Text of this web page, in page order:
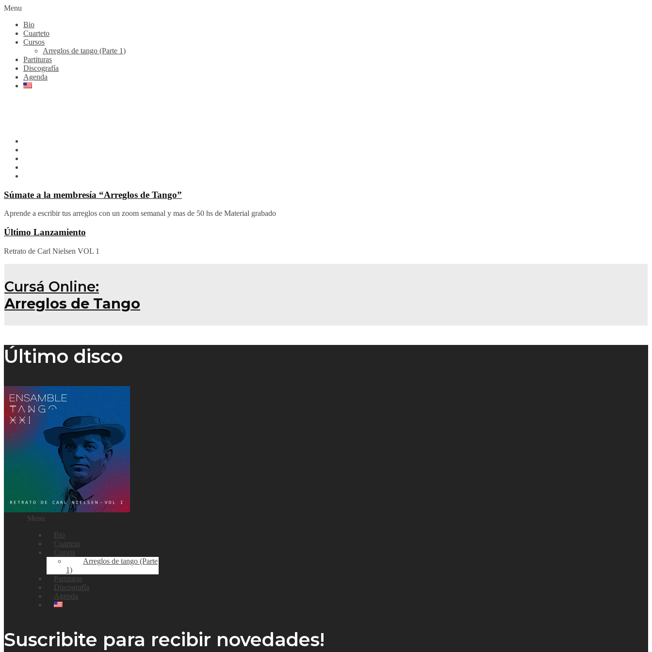
Menu
Bio
Cuarteto
Cursos
Arreglos de tango (Parte 1)
Partituras
Discografía
Agenda
Súmate a la membresía “Arreglos de Tango”
Aprende a escribir tus arreglos con un zoom semanal y mas de 50 hs de Material grabado
Último Lanzamiento
Retrato de Carl Nielsen VOL 1
Cursá Online:
Arreglos de Tango
Último disco
Menu
Bio
Cuarteto
Cursos
Arreglos de tango (Parte
1)
Partituras
Discografía
Agenda
Suscribite para recibir novedades!